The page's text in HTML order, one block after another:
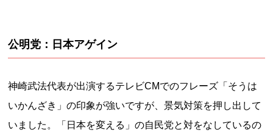
公明党：日本アゲイン
神崎武法代表が出演するテレビCMでのフレーズ「そうは
いかんざき」の印象が強いですが、景気対策を押し出して
いました。「日本を変える」の自民党と対をなしているの